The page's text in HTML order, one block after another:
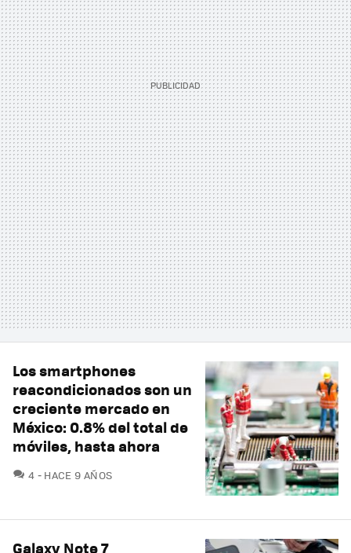
Los smartphones
reacondicionados son un
creciente mercado en
México: 0.8% del total de
móviles, hasta ahora
4 COMENTARIOS
HACE 9 AÑOS
Galaxy Note 7